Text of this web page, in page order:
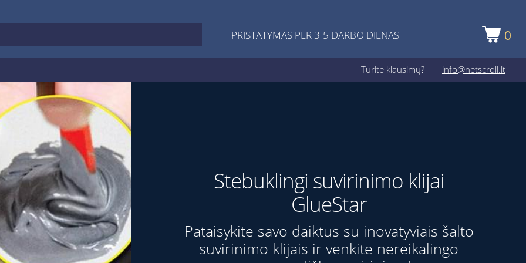
PRISTATYMAS PER 3-5 DARBO DIENAS 0
Turite klausimų? info@netscroll.lt
Stebuklingi suvirinimo klijai
GlueStar
Pataisykite savo daiktus su inovatyviais šalto
suvirinimo klijais ir venkite nereikalingo